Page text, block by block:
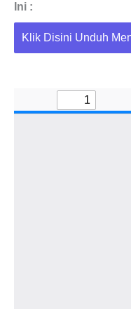
Ini :
Klik Disini Unduh